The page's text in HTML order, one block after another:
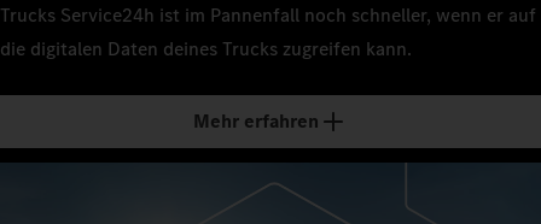
Trucks Service24h ist im Pannenfall noch schneller, wenn er auf
die digitalen Daten deines Trucks zugreifen kann.
Mehr erfahren